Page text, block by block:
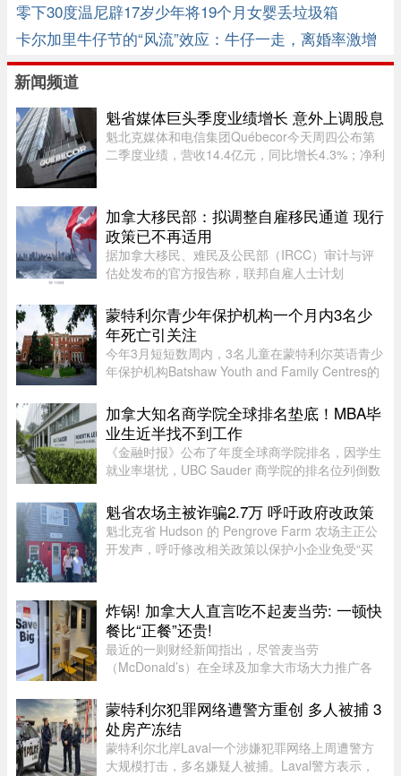
零下30度温尼辟17岁少年将19个月女婴丢垃圾箱
卡尔加里牛仔节的“风流”效应：牛仔一走，离婚率激增
新闻频道
魁省媒体巨头季度业绩增长 意外上调股息
魁北克媒体和电信集团Québecor今天周四公布第
二季度业绩，营收14.4亿元，同比增长4.3%；净利
4%至12.3亿元，过去一年新增2 ...
加拿大移民部：拟调整自雇移民通道 现行
政策已不再适用
据加拿大移民、难民及公民部（IRCC）审计与评
估处发布的官方报告称，联邦自雇人士计划
处理周期的困扰，主要原因是该计划“项目目标不
明确，资格标准过于宽泛”。SEPP 是 ...
蒙特利尔青少年保护机构一个月内3名少
年死亡引关注
今年3月短短数周内，3名儿童在蒙特利尔英语青少
年保护机构Batshaw Youth and Family Centres的
这3起未成年人死亡事件，并表示目前全部仍在调
查之中。 ...
加拿大知名商学院全球排名垫底！MBA毕
业生近半找不到工作
《金融时报》公布了年度全球商学院排名，因学生
就业率堪忧，UBC Sauder 商学院的排名位列倒数
有 53% 的人表示毕业三个月内找到工作。图片：
RICHARD LAM /PNG在今年的 MB ...
魁省农场主被诈骗2.7万 呼吁政府改政策
魁北克省 Hudson 的 Pengrove Farm 农场主正公
开发声，呼吁修改相关政策以保护小企业免受“买
Cosgrove 和 Matt Penney 夫 ...
炸锅! 加拿大人直言吃不起麦当劳: 一顿快
餐比“正餐”还贵!
最近的一则财经新闻指出，尽管麦当劳
（McDonald’s）在全球及加拿大市场大力推广各
度依然出现了明显的放缓。图片来源：Global
News这一现象在加拿大知名社区论坛 r/ ...
蒙特利尔犯罪网络遭警方重创 多人被捕 3
处房产冻结
蒙特利尔北岸Laval一个涉嫌犯罪网络上周遭警方
大规模打击，多名嫌疑人被捕。Laval警方表示，